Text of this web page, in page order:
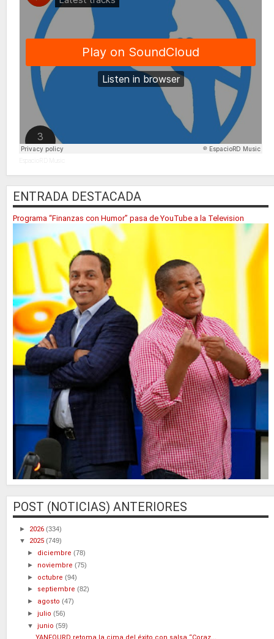
ENTRADA DESTACADA
Programa “Finanzas con Humor” pasa de YouTube a la Television
POST (NOTICIAS) ANTERIORES
► 2026 (334)
▼ 2025 (749)
► diciembre(78)
► noviembre(75)
► octubre(94)
► septiembre(82)
► agosto(47)
►julio(56)
▼junio(59)